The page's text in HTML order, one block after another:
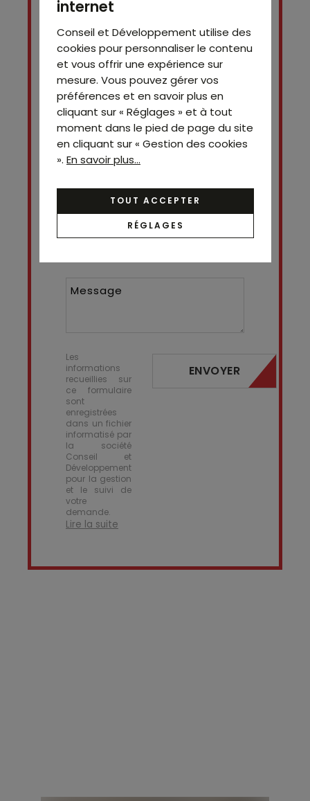
Contact
Simon SITRUK
Nom* Prénom Téléphone ¹* Email*
Message
Les
informations
recueillies sur
ce formulaire
sont
enregistrées
dans un fichier
informatisé par
la société
Conseil et
Développement
pour la gestion
et le suivi de
votre
demande.
Lire la suite
ENVOYER
internet
Conseil et Développement utilise des
cookies pour personnaliser le contenu
et vous offrir une expérience sur
mesure. Vous pouvez gérer vos
préférences et en savoir plus en
cliquant sur « Réglages » et à tout
moment dans le pied de page du site
en cliquant sur « Gestion des cookies
». En savoir plus...
TOUT ACCEPTER
RÉGLAGES